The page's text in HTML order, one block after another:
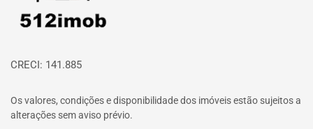
CRECI: 141.885
Os valores, condições e disponibilidade dos imóveis estão sujeitos a
alterações sem aviso prévio.